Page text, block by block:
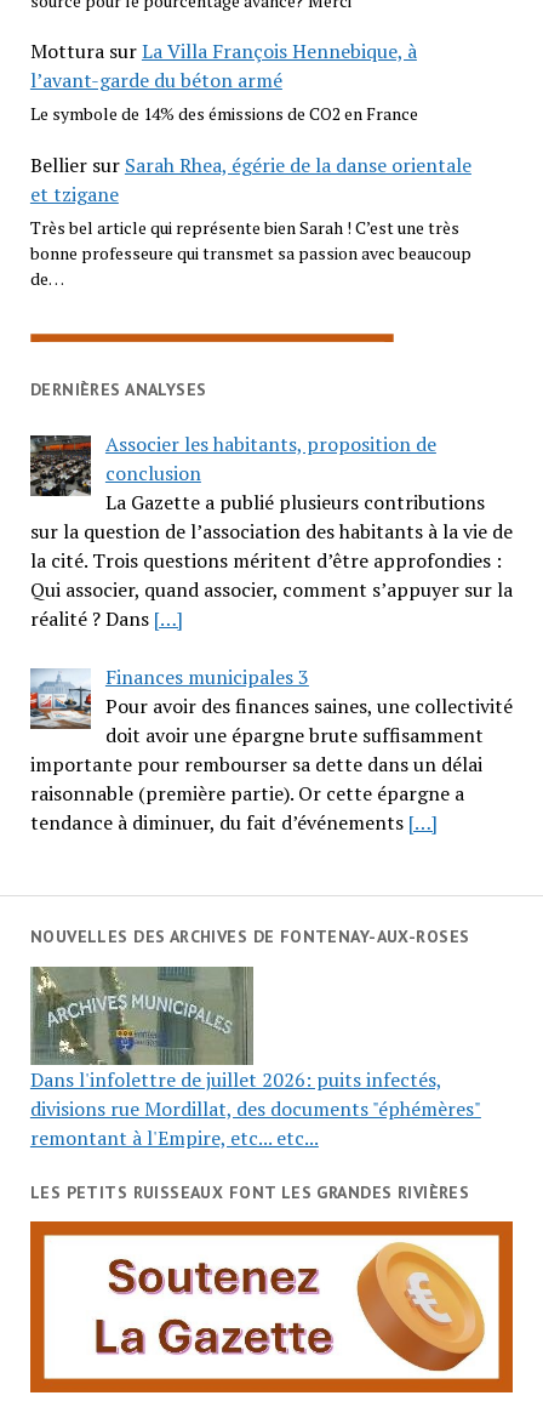
MotturasurLa Villa François Hennebique, à
l’avant-garde du béton armé
Le symbole de 14% des émissions de CO2 en France
Belliersur Sarah Rhea, égérie de la danse orientale
et tzigane
Très bel article qui représente bien Sarah ! C’est une très
bonne professeure qui transmet sa passion avec beaucoup
de…
DERNIÈRES ANALYSES
Associer les habitants, proposition de
conclusion
La Gazette a publié plusieurs contributions
sur la question de l’association des habitants à la vie de
la cité. Trois questions méritent d’être approfondies :
Qui associer, quand associer, comment s’appuyer sur la
réalité ? Dans […]
Finances municipales 3
Pour avoir des finances saines, une collectivité
doit avoir une épargne brute suffisamment
importante pour rembourser sa dette dans un délai
raisonnable (première partie). Or cette épargne a
tendance à diminuer, du fait d’événements […]
NOUVELLES DES ARCHIVES DE FONTENAY-AUX-ROSES
Dans l'infolettre de juillet 2026: puits infectés,
divisions rue Mordillat, des documents "éphémères"
remontant à l'Empire, etc... etc...
LES PETITS RUISSEAUX FONT LES GRANDES RIVIÈRES